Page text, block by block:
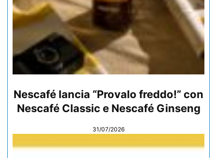
Nescafé lancia “Provalo freddo!” con
Nescafé Classic e Nescafé Ginseng
31/07/2026